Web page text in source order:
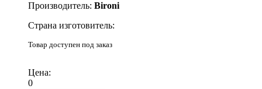
Производитель: Bironi
Страна изготовитель:
Товар доступен под заказ
Цена:
0